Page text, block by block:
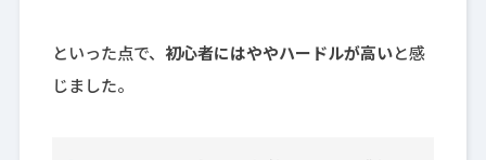
といった点で、 初心者にはややハードルが高いと感
じました。